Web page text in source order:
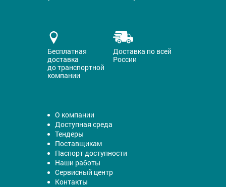
Бесплатная
доставка
до транспортной
компании
Доставка по всей
России
О компании
Доступная среда
Тендеры
Поставщикам
Паспорт доступности
Наши работы
Сервисный центр
Контакты